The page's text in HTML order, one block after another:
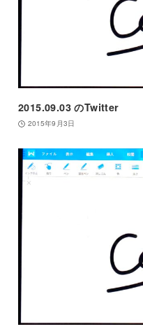
2015.09.03 のTwitter
2015年9月3日